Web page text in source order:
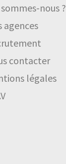
nous ?
agences
contacter
légales